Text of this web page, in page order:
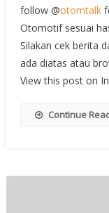
follow @otomtalk
Otomotif sesuai
Silakan cek berita
ada diatas atau
View this post on
Continue